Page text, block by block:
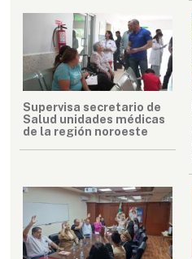
Supervisa secretario de
Salud unidades médicas
de la región noroeste